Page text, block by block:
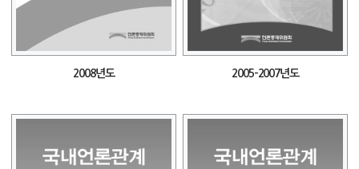
2008년도 2005-2007년도